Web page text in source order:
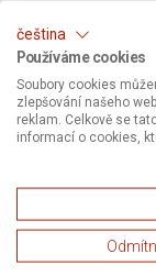
čeština
Používáme cookies
Soubory cookies
zlepšování našeho
reklam. Celkově se
informací o cookies,